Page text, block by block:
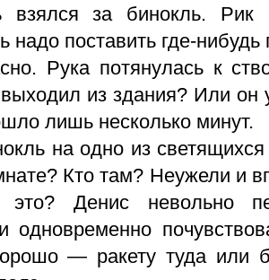
взялся за бинокль. Рик
надо поставить где-
Рука потянулась к
из здания? Или он
лишь несколько минут.
на одно из
Кто там? Неужели и
это? Денис невольно
одновременно
— ракету туда или